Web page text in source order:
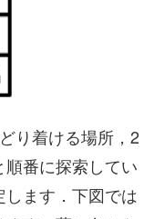
り着ける場所，2
番に探索してい
ます．下図では